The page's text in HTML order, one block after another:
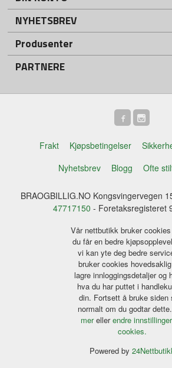
NYHETSBREV
Produsenter
PARTNERE
Frakt Kjøpsbetingelser
Nyhetsbrev
Blogg Ofte
BRAOGBILLIG.NO Kongsvingervegen
47717150 - Foretaksregisteret
Vår nettbutikk bruker
du får en bedre
vi kan yte deg bedre
bruker cookies
lagre innloggingsdetaljer og
hva du har puttet i
din. Fortsett å bruke siden
normalt om du godtar dette.
merellerendre
cookies.
Powered by